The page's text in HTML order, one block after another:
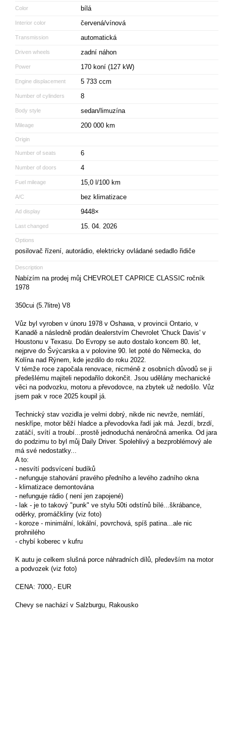
Color bílá
Interior color červená/vínová
Transmission automatická
Driven wheels zadní náhon
Power 170 koní (127 kW)
Engine displacement 5 733 ccm
Number of cylinders 8
Body style sedan/limuzína
Mileage 200 000 km
Origin
Number of seats 6
Number of doors 4
Fuel mileage 15,0 l/100 km
A/C bez klimatizace
Ad display 9448×
Last changed 15. 04. 2026
Options
posilovač řízení, autorádio, elektricky ovládané sedadlo řidiče
Description
Nabízím na prodej můj CHEVROLET CAPRICE CLASSIC ročník
1978
350cui (5.7litre) V8
Vůz byl vyroben v únoru 1978 v Oshawa, v provincii Ontario, v
Kanadě a následně prodán dealerstvím Chevrolet 'Chuck Davis' v
Houstonu v Texasu. Do Evropy se auto dostalo koncem 80. let,
nejprve do Švýcarska a v polovine 90. let poté do Německa, do
Kolína nad Rýnem, kde jezdilo do roku 2022.
V témže roce započala renovace, nicméně z osobních důvodů se ji
předešlému majiteli nepodařilo dokončit. Jsou udělány mechanické
věci na podvozku, motoru a převodovce, na zbytek už nedošlo. Vůz
jsem pak v roce 2025 koupil já.
Technický stav vozidla je velmi dobrý, nikde nic nevrže, nemlátí,
neskřípe, motor běží hladce a převodovka řadí jak má. Jezdí, brzdí,
zatáčí, svítí a troubí...prostě jednoduchá nenáročná amerika. Od jara
do podzimu to byl můj Daily Driver. Spolehlivý a bezproblémový ale
má své nedostatky...
A to:
- nesvítí podsvícení budíků
- nefunguje stahování pravého předního a levého zadního okna
- klimatizace demontována
- nefunguje rádio ( není jen zapojené)
- lak - je to takový "punk" ve stylu 50ti odstínů bílé...škrábance,
oděrky, promáčkliny (viz foto)
- koroze - minimální, lokální, povrchová, spíš patina...ale nic
prohnilého
- chybí koberec v kufru
K autu je celkem slušná porce náhradních dílů, především na motor
a podvozek (viz foto)
CENA: 7000,- EUR
Chevy se nachází v Salzburgu, Rakousko